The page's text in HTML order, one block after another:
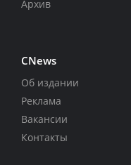
Архив
CNews
Об издании
Реклама
Вакансии
Контакты